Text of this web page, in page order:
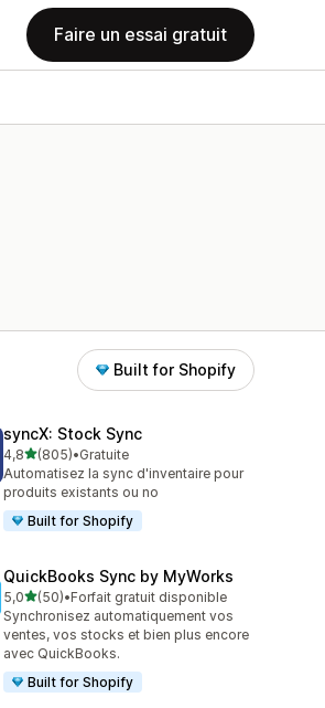
Faire un essai gratuit
Built for Shopify
syncX: Stock Sync
4,8étoile(s) sur 5
(805)
805 avis au total
•Gratuite
Automatisez la sync d'inventaire pour
produits existants ou no
Built for Shopify
QuickBooks Sync by MyWorks
5,0étoile(s) sur 5
(50)
50 avis au total
•Forfait gratuit disponible
Synchronisez automatiquement vos
ventes, vos stocks et bien plus encore
avec QuickBooks.
Built for Shopify